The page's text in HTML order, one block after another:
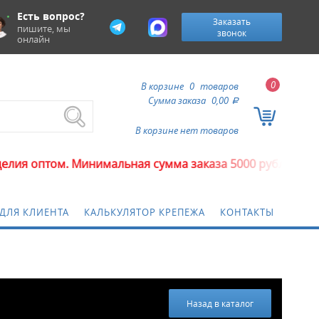
Есть вопрос?
пишите, мы
онлайн
Заказать
звонок
0
В корзине 0 товаров
Сумма заказа 0,00 a
В корзине нет товаров
Минимальная сумма заказа 5000 рублей.
КЛИЕНТА КАЛЬКУЛЯТОР КРЕПЕЖА КОНТАКТЫ
Назад в каталог